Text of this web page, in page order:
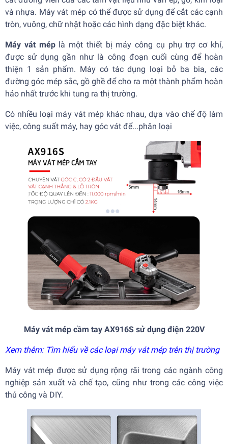
và nhựa. Máy vát mép có thể được sử dụng để cắt các cạnh
tròn, vuông, chữ nhật hoặc các hình dạng đặc biệt khác.
Máy vát méplà một thiết bị máy công cụ phụ trợ cơ khí,
được sử dụng gần như là công đoạn cuối cùng để hoàn
thiện 1 sản phẩm. Máy có tác dụng loại bỏ ba bia, các
đường góc mép sắc, gồ ghề để cho ra một thành phẩm hoàn
hảo nhất trước khi tung ra thị trường.
Có nhiều loại máy vát mép khác nhau, dựa vào chế độ làm
việc, công suất máy, hay góc vát để...phân loại
Máy vát mép cầm tay AX916S sử dụng điện 220V
Xem thêm: Tìm hiểu về các loại máy vát mép trên thị trường
Máy vát mép được sử dụng rộng rãi trong các ngành công
nghiệp sản xuất và chế tạo, cũng như trong các công việc
thủ công và DIY.